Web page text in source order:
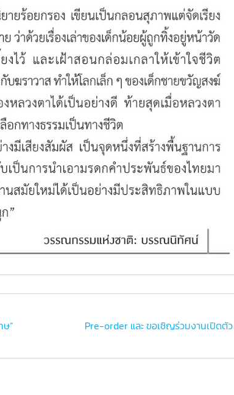
”
Pre-order และ ขอเชิญร่วมงานเปิด